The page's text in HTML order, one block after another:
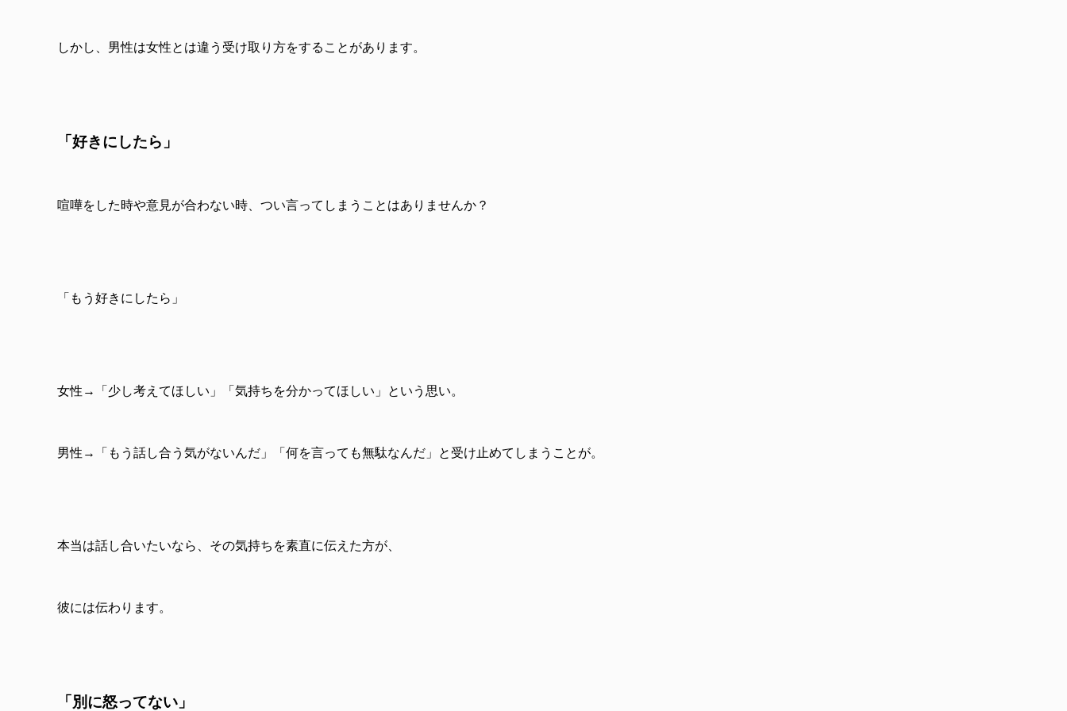
しかし、男性は女性とは違う受け取り方をすることがあります。
「好きにしたら」
喧嘩をした時や意見が合わない時、つい言ってしまうことはありませんか？
「もう好きにしたら」
女性→「少し考えてほしい」「気持ちを分かってほしい」という思い。
男性→「もう話し合う気がないんだ」「何を言っても無駄なんだ」と受け止めてしまうことが。
本当は話し合いたいなら、その気持ちを素直に伝えた方が、
彼には伝わります。
「別に怒ってない」